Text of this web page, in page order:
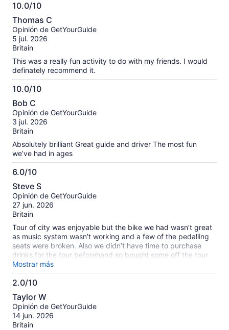
10.0/10
10.0
de
10
Thomas C
Opinión de GetYourGuide
5 jul. 2026
Britain
This was a really fun activity to do with my friends. I would
definately recommend it.
10.0/10
10.0
de
10
Bob C
Opinión de GetYourGuide
3 jul. 2026
Britain
Absolutely brilliant Great guide and driver The most fun
we’ve had in ages
6.0/10
6.0
de
10
Steve S
Opinión de GetYourGuide
27 jun. 2026
Britain
Tour of city was enjoyable but the bike we had wasn’t great
as music system wasn’t working and a few of the pedalling
seats were broken. Also we didn’t have time to purchase
drinks for the tour beforehand so bought some off the tour
operator and were then charged £8 per can at the end of
tour which we felt was excessive. My advice would be to
ensure that you take your own drinks on tour to save a few £
Mostrar más
2.0/10
2.0
de
10
Taylor W
Opinión de GetYourGuide
14 jun. 2026
Britain